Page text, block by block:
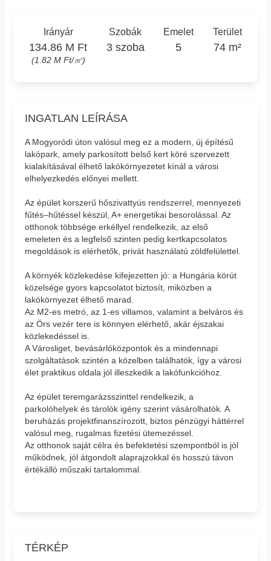
Irányár
134.86 M Ft
(1.82 M Ft/㎡)
Szobák
3 szoba
Emelet
5
Terület
74 m²
INGATLAN LEÍRÁSA
A Mogyoródi úton valósul meg ez a modern, új építésű
lakópark, amely parkosított belső kert köré szervezett
kialakításával élhető lakókörnyezetet kínál a városi
elhelyezkedés előnyei mellett.
Az épület korszerű hőszivattyús rendszerrel, mennyezeti
fűtés–hűtéssel készül, A+ energetikai besorolással. Az
otthonok többsége erkéllyel rendelkezik, az első
emeleten és a legfelső szinten pedig kertkapcsolatos
megoldások is elérhetők, privát használatú zöldfelülettel.
A környék közlekedése kifejezetten jó: a Hungária körút
közelsége gyors kapcsolatot biztosít, miközben a
lakókörnyezet élhető marad.
Az M2-es metró, az 1-es villamos, valamint a belváros és
az Örs vezér tere is könnyen elérhető, akár éjszakai
közlekedéssel is.
A Városliget, bevásárlóközpontok és a mindennapi
szolgáltatások szintén a közelben találhatók, így a városi
élet praktikus oldala jól illeszkedik a lakófunkcióhoz.
Az épület teremgarázsszinttel rendelkezik, a
parkolóhelyek és tárolók igény szerint vásárolhatók. A
beruházás projektfinanszírozott, biztos pénzügyi háttérrel
valósul meg, rugalmas fizetési ütemezéssel.
Az otthonok saját célra és befektetési szempontból is jól
működnek, jól átgondolt alaprajzokkal és hosszú távon
értékálló műszaki tartalommal.
TÉRKÉP